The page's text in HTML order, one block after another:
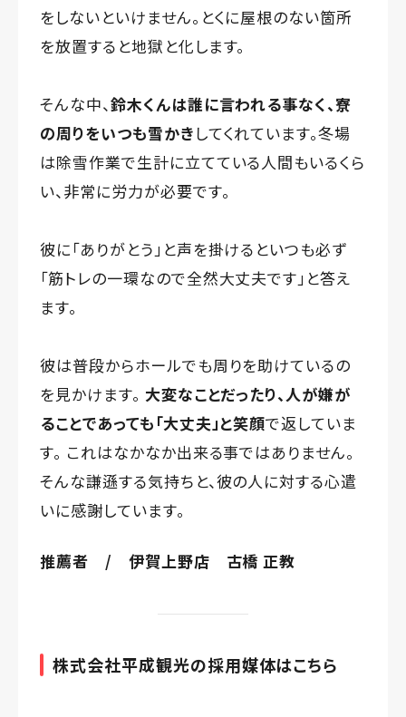
をしないといけません。とくに屋根のない箇所
を放置すると地獄と化します。
そんな中、鈴木くんは誰に言われる事なく、寮
の周りをいつも雪かき してくれています。冬場
は除雪作業で生計に立てている人間もいるくら
い、非常に労力が必要です。
彼に「ありがとう」と声を掛けるといつも必ず
「筋トレの一環なので全然大丈夫です」と答え
ます。
彼は普段からホールでも周りを助けているの
を見かけます。 大変なことだったり、人が嫌が
ることであっても「大丈夫」と笑顔で返していま
す。 これはなかなか出来る事ではありません。
そんな謙遜する気持ちと、彼の人に対する心遣
いに感謝しています。
推薦者 / 伊賀上野店 古橋 正教
株式会社平成観光の採用媒体はこちら